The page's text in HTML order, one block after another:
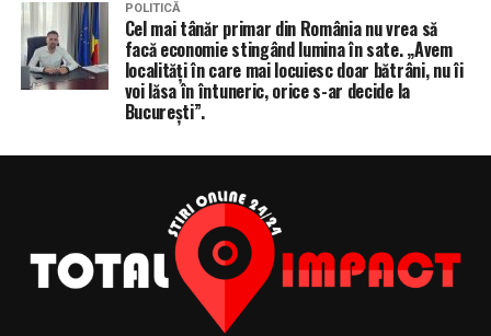
POLITICĂ
Cel mai tânăr primar din România nu vrea să
facă economie stingând lumina în sate. „Avem
localități în care mai locuiesc doar bătrâni, nu îi
voi lăsa în întuneric, orice s-ar decide la
București”.